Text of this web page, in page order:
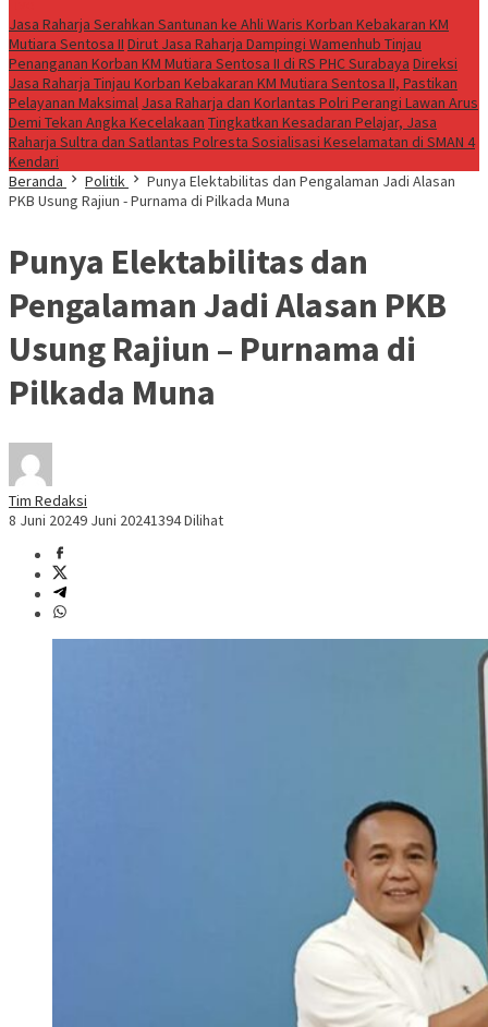
Jasa Raharja Serahkan Santunan ke Ahli Waris Korban Kebakaran KM
Mutiara Sentosa II Dirut Jasa Raharja Dampingi Wamenhub Tinjau
Penanganan Korban KM Mutiara Sentosa II di RS PHC Surabaya Direksi
Jasa Raharja Tinjau Korban Kebakaran KM Mutiara Sentosa II, Pastikan
Pelayanan Maksimal Jasa Raharja dan Korlantas Polri Perangi Lawan Arus
Demi Tekan Angka Kecelakaan Tingkatkan Kesadaran Pelajar, Jasa
Raharja Sultra dan Satlantas Polresta Sosialisasi Keselamatan di SMAN 4
Kendari
Beranda
Politik
Punya Elektabilitas dan Pengalaman Jadi Alasan
PKB Usung Rajiun - Purnama di Pilkada Muna
Punya Elektabilitas dan
Pengalaman Jadi Alasan PKB
Usung Rajiun – Purnama di
Pilkada Muna
Tim Redaksi
8 Juni 20249 Juni 20241394 Dilihat